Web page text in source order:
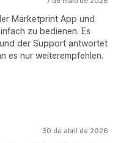
Marketprint App und
zu bedienen. Es
der Support antwortet
es nur weiterempfehlen.
30 de abril de 2026